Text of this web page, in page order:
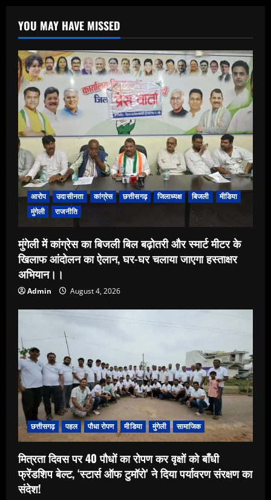
राजस्व
कर्मचारियों
का
आंदोलन,
2
जून
को
सामूहिक
अवकाश
YOU MAY HAVE MISSED
आरोप उदासीनता कांग्रेस छत्तीसगढ़ जिलाध्यक्ष बिजली
मीडिया
मुंगेली
राजनीति
मुंगेली में कांग्रेस का बिजली बिल बढ़ोतरी और स्मार्ट मीटर के
खिलाफ आंदोलन का ऐलान, घर-घर चलाया जाएगा हस्ताक्षर
अभियान।।
Admin August 4, 2026
छत्तीसगढ़ पहल पौधा रोपण मीडिया मुंगेली सामाजिक
मित्रता दिवस पर 40 पौधों का रोपण कर वृक्षों को बाँधी
फ्रेंडशिप बेल्ट, ‘स्टार्स ऑफ टुमॉरो’ ने दिया पर्यावरण संरक्षण का
संदेश!